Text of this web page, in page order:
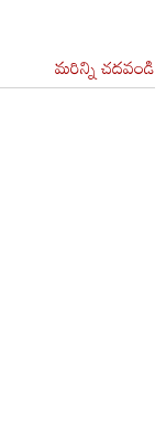
మరిన్ని చదవండి